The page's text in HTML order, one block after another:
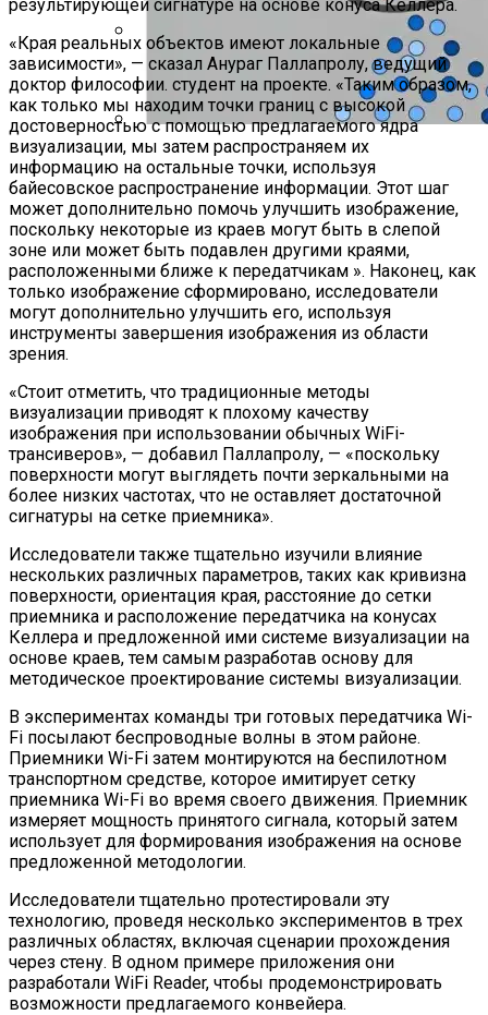
Как Состояние Сына Михаила
Ефремова, Который Выпал Из Окна
Ученые-Компьютерщики Изобрели
Простой Метод Ускорения Очистки
Кэша
результирующей сигнатуре на основе конуса Келлера.
«Края реальных объектов имеют локальные
зависимости», — сказал Анураг Паллапролу, ведущий
доктор философии. студент на проекте. «Таким образом,
как только мы находим точки границ с высокой
достоверностью с помощью предлагаемого ядра
визуализации, мы затем распространяем их
информацию на остальные точки, используя
байесовское распространение информации. Этот шаг
может дополнительно помочь улучшить изображение,
поскольку некоторые из краев могут быть в слепой
зоне или может быть подавлен другими краями,
расположенными ближе к передатчикам ». Наконец, как
только изображение сформировано, исследователи
могут дополнительно улучшить его, используя
инструменты завершения изображения из области
зрения.
«Стоит отметить, что традиционные методы
визуализации приводят к плохому качеству
изображения при использовании обычных WiFi-
трансиверов», — добавил Паллапролу, — «поскольку
поверхности могут выглядеть почти зеркальными на
более низких частотах, что не оставляет достаточной
сигнатуры на сетке приемника».
Исследователи также тщательно изучили влияние
нескольких различных параметров, таких как кривизна
поверхности, ориентация края, расстояние до сетки
приемника и расположение передатчика на конусах
Келлера и предложенной ими системе визуализации на
основе краев, тем самым разработав основу для
методическое проектирование системы визуализации.
В экспериментах команды три готовых передатчика Wi-
Fi посылают беспроводные волны в этом районе.
Приемники Wi-Fi затем монтируются на беспилотном
транспортном средстве, которое имитирует сетку
приемника Wi-Fi во время своего движения. Приемник
измеряет мощность принятого сигнала, который затем
использует для формирования изображения на основе
предложенной методологии.
Исследователи тщательно протестировали эту
технологию, проведя несколько экспериментов в трех
различных областях, включая сценарии прохождения
через стену. В одном примере приложения они
разработали WiFi Reader, чтобы продемонстрировать
возможности предлагаемого конвейера.